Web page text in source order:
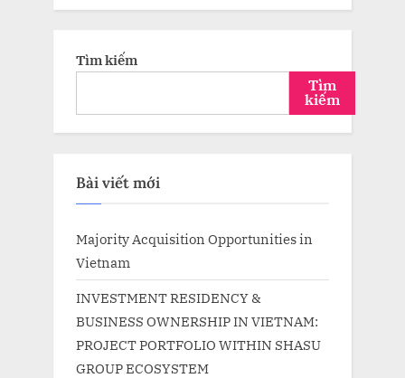
Tìm kiếm
Tìm
kiếm
Bài viết mới
Majority Acquisition Opportunities in
Vietnam
INVESTMENT RESIDENCY &
BUSINESS OWNERSHIP IN VIETNAM:
PROJECT PORTFOLIO WITHIN SHASU
GROUP ECOSYSTEM